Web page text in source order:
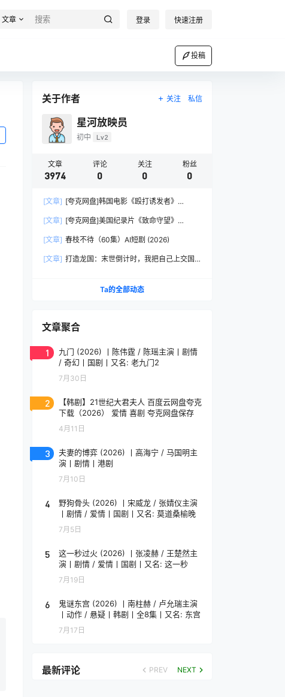
文章 登录 快速注册
投稿
关于作者 关注 私信
星河放映员
初中 Lv2
文章
3974
评论
0
关注
0
粉丝
0
[文章] [夸克网盘]韩国电影《殴打诱发者》
[文章] [夸克网盘]美国纪录片《致命守望》
[文章] 春枝不待（60集）AI短剧 (2026)
[文章] 打造龙国：末世倒计时，我把自己上交国
Ta的全部动态
文章聚合
1
九门 (2026) 丨陈伟霆 / 陈瑶主演丨剧情
/ 奇幻丨国剧丨又名: 老九门2
7月30日
2
【韩剧】21世纪大君夫人 百度云网盘夸克
下载（2026） 爱情 喜剧 夸克网盘保存
4月11日
3
夫妻的博弈 (2026) 丨高海宁 / 马国明主
演丨剧情丨港剧
7月10日
4
野狗骨头 (2026) 丨宋威龙 / 张婧仪主演
丨剧情 / 爱情丨国剧丨又名: 莫道桑榆晚
7月5日
5
这一秒过火 (2026) 丨张凌赫 / 王楚然主
演丨剧情 / 爱情丨国剧丨又名: 这一秒
7月19日
6
鬼谜东宫 (2026) 丨南柱赫 / 卢允瑞主演
丨动作 / 悬疑丨韩剧丨全8集丨又名: 东宫
7月17日
最新评论 PREV NEXT